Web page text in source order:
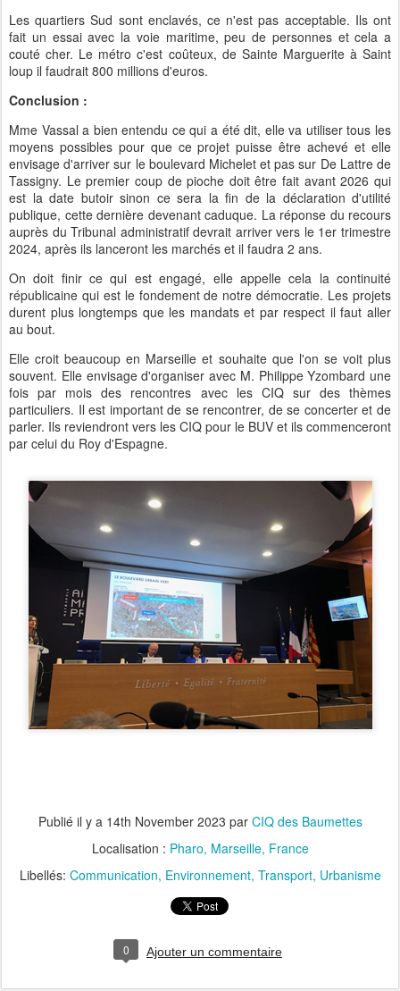
Les quartiers Sud sont enclavés, ce n'est pas acceptable. Ils ont
fait un essai avec la voie maritime, peu de personnes et cela a
couté cher. Le métro c'est coûteux, de Sainte Marguerite à Saint
loup il faudrait 800 millions d'euros.
Conclusion :
Mme Vassal a bien entendu ce qui a été dit, elle va utiliser tous les
moyens possibles pour que ce projet puisse être achevé et elle
envisage d'arriver sur le boulevard Michelet et pas sur De Lattre de
Tassigny. Le premier coup de pioche doit être fait avant 2026 qui
est la date butoir sinon ce sera la fin de la déclaration d'utilité
publique, cette dernière devenant caduque. La réponse du recours
auprès du Tribunal administratif devrait arriver vers le 1er trimestre
2024, après ils lanceront les marchés et il faudra 2 ans.
On doit finir ce qui est engagé, elle appelle cela la continuité
républicaine qui est le fondement de notre démocratie. Les projets
durent plus longtemps que les mandats et par respect il faut aller
au bout.
Elle croit beaucoup en Marseille et souhaite que l'on se voit plus
souvent. Elle envisage d'organiser avec M. Philippe Yzombard une
fois par mois des rencontres avec les CIQ sur des thèmes
particuliers. Il est important de se rencontrer, de se concerter et de
parler. Ils reviendront vers les CIQ pour le BUV et ils commenceront
par celui du Roy d'Espagne.
Publié il y a 14th November 2023 par CIQ des Baumettes
Localisation : Pharo, Marseille, France
Libellés: Communication Environnement Transport Urbanisme
0 Ajouter un commentaire